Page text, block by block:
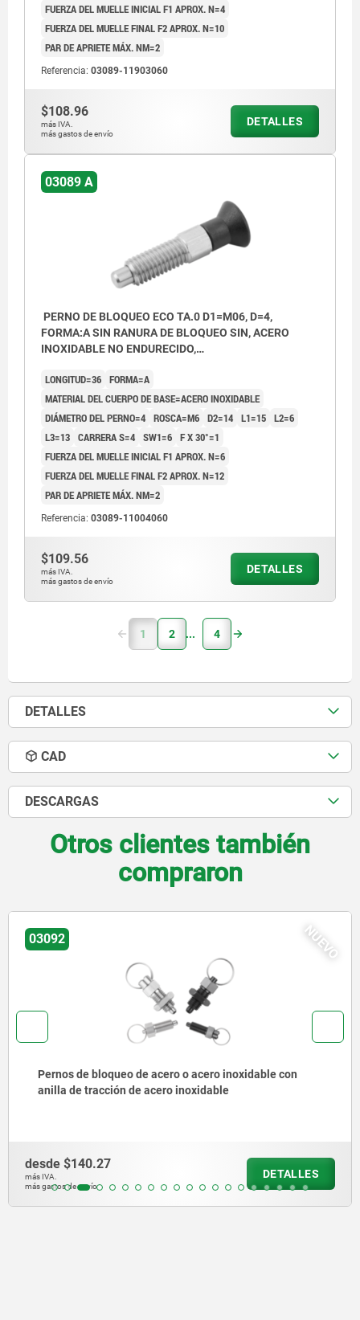
FUERZA DEL MUELLE INICIAL F1 APROX. N=4
FUERZA DEL MUELLE FINAL F2 APROX. N=10
PAR DE APRIETE MÁX. NM=2
Referencia: 03089-11903060
$108.96
más IVA.
más gastos de envío
DETALLES
03089 A
PERNO DE BLOQUEO ECO TA.0 D1=M06, D=4,
FORMA:A SIN RANURA DE BLOQUEO SIN, ACERO
INOXIDABLE NO ENDURECIDO,
LONGITUD=36 FORMA=A
MATERIAL DEL CUERPO DE BASE=ACERO INOXIDABLE
DIÁMETRO DEL PERNO=4 ROSCA=M6 D2=14 L1=15 L2=6
L3=13 CARRERA S=4 SW1=6 F X 30°=1
FUERZA DEL MUELLE INICIAL F1 APROX. N=6
FUERZA DEL MUELLE FINAL F2 APROX. N=12
PAR DE APRIETE MÁX. NM=2
Referencia: 03089-11004060
$109.56
más IVA.
más gastos de envío
DETALLES
1 2 4
DETALLES
CAD
DESCARGAS
Otros clientes también
compraron
NUEVO
03092
Pernos de bloqueo de acero o acero inoxidable con
anilla de tracción de acero inoxidable
desde $140.27
más IVA.
más gastos de envío
DETALLES